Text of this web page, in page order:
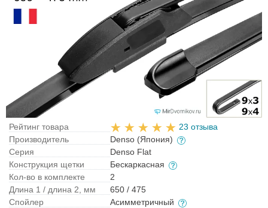
Рейтинг товара
23 отзыва
Производитель
Denso (Япония)
Серия
Denso Flat
Конструкция щетки
Бескаркасная
Кол-во в комплекте
2
Длина 1 / длина 2, мм
650 / 475
Спойлер
Асимметричный